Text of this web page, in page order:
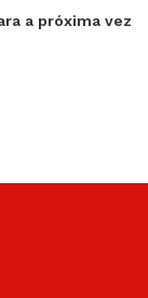
a próxima vez